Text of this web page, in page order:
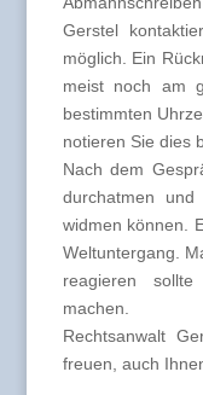
Gerstel
möglich. Ein
meist noch am
bestimmten
notieren Sie dies
Nach dem
durchatmen
widmen können.
Weltuntergang.
reagieren
machen.
Rechtsanwalt
freuen, auch